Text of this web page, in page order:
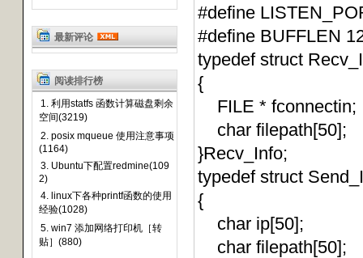
最新评论
阅读排行榜
1. 利用statfs 函数计算磁盘剩余
空间(3219)
2. posix mqueue 使用注意事项
(1164)
3. Ubuntu下配置redmine(109
2)
4. linux下各种printf函数的使用
经验(1028)
5. win7 添加网络打印机［转
贴］(880)
#define
#define BUFFLEN
typedef struct
{
FILE * fconnectin;
char filepath[50];
}Recv_Info;
typedef struct
{
char ip[50];
char filepath[50];